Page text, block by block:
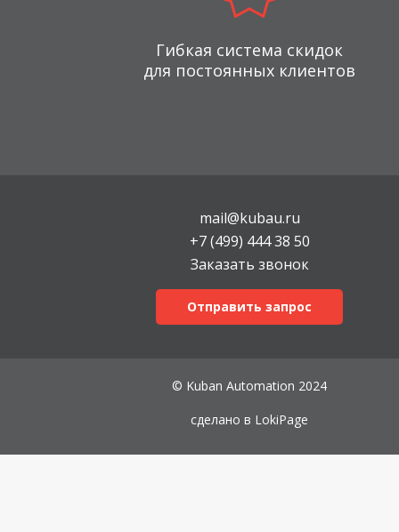
Гибкая система скидок
для постоянных клиентов
mail@kubau.ru
+7 (499) 444 38 50
Заказать звонок
Отправить запрос
© Kuban Automation 2024
сделано в LokiPage